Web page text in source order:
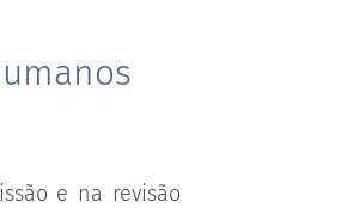
e na revisão